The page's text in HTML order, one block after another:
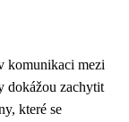
komunikaci mezi
dokážou zachytit
které se